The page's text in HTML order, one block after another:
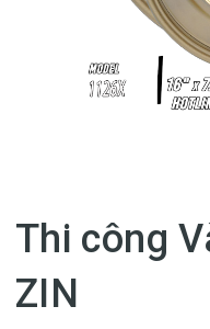
Thi công
ZIN